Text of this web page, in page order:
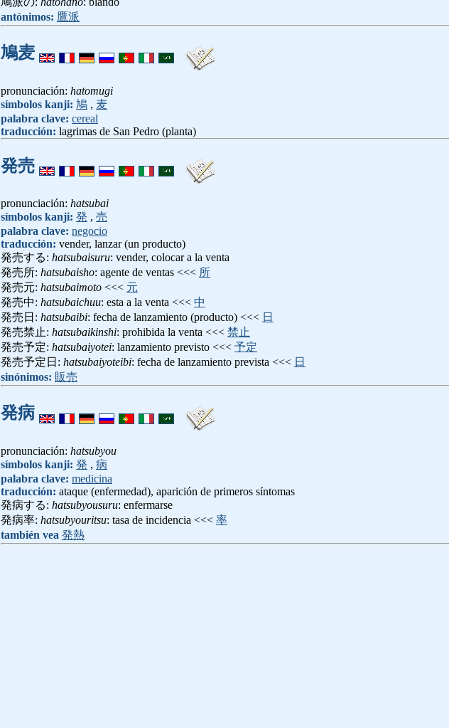
antónimos: 鷹派
鳩麦
pronunciación: hatomugi
símbolos kanji: 鳩 , 麦
palabra clave: cereal
traducción: lagrimas de San Pedro (planta)
発売
pronunciación: hatsubai
símbolos kanji: 発 , 売
palabra clave: negocio
traducción: vender, lanzar (un producto)
発売する: hatsubaisuru: vender, colocar a la venta
発売所: hatsubaisho: agente de ventas <<< 所
発売元: hatsubaimoto <<< 元
発売中: hatsubaichuu: esta a la venta <<< 中
発売日: hatsubaibi: fecha de lanzamiento (producto) <<< 日
発売禁止: hatsubaikinshi: prohibida la venta <<< 禁止
発売予定: hatsubaiyotei: lanzamiento previsto <<< 予定
発売予定日: hatsubaiyoteibi: fecha de lanzamiento prevista <<< 日
sinónimos: 販売
発病
pronunciación: hatsubyou
símbolos kanji: 発 , 病
palabra clave: medicina
traducción: ataque (enfermedad), aparición de primeros síntomas
発病する: hatsubyousuru: enfermarse
発病率: hatsubyouritsu: tasa de incidencia <<< 率
también vea 発熱